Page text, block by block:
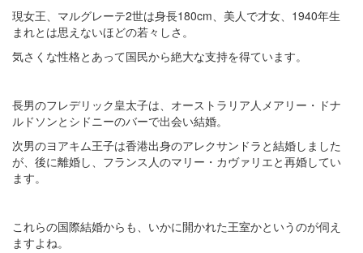
現女王、マルグレーテ2世は身長180cm、美人で才女、1940年生
まれとは思えないほどの若々しさ。
気さくな性格とあって国民から絶大な支持を得ています。
長男のフレデリック皇太子は、オーストラリア人メアリー・ドナ
ルドソンとシドニーのバーで出会い結婚。
次男のヨアキム王子は香港出身のアレクサンドラと結婚しました
が、後に離婚し、フランス人のマリー・カヴァリエと再婚してい
ます。
これらの国際結婚からも、いかに開かれた王室かというのが伺え
ますよね。